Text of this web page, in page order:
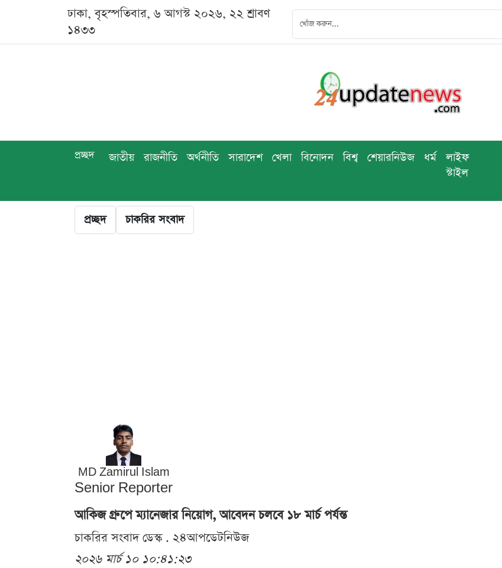
ঢাকা, বৃহস্পতিবার, ৬ আগস্ট ২০২৬, ২২ শ্রাবণ
১৪৩৩
প্রচ্ছদ জাতীয় রাজনীতি অর্থনীতি সারাদেশ খেলা বিনোদন বিশ্ব শেয়ারনিউজ ধর্ম
লাইফ
স্টাইল
প্রচ্ছদ চাকরির সংবাদ
MD Zamirul Islam
Senior Reporter
আকিজ গ্রুপে ম্যানেজার নিয়োগ, আবেদন চলবে ১৮ মার্চ পর্যন্ত
চাকরির সংবাদ ডেস্ক . ২৪আপডেটনিউজ
২০২৬ মার্চ ১০ ১০:৪১:২৩